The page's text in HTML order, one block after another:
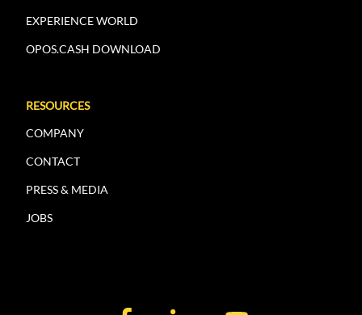
EXPERIENCE WORLD
OPOS.CASH DOWNLOAD
RESOURCES
COMPANY
CONTACT
PRESS & MEDIA
JOBS